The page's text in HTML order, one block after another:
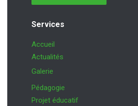
Services
Accueil
Actualités
Galerie
Pédagogie
Projet éducatif